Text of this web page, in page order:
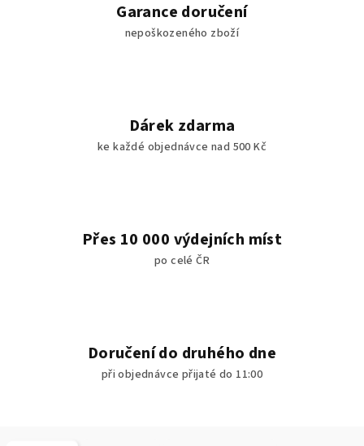
Garance doručení
nepoškozeného zboží
Dárek zdarma
ke každé objednávce nad 500 Kč
Přes 10 000 výdejních míst
po celé ČR
Doručení do druhého dne
při objednávce přijaté do 11:00